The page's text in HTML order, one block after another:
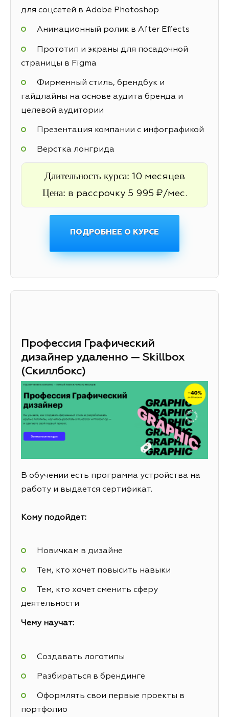
для соцсетей в Adobe Photoshop
Анимационный ролик в After Effects
Прототип и экраны для посадочной
страницы в Figma
Фирменный стиль, брендбук и
гайдлайны на основе аудита бренда и
целевой аудитории
Презентация компании с инфографикой
Верстка лонгрида
Длительность курса: 10 месяцев
Цена: в рассрочку 5 995 ₽/мес.
ПОДРОБНЕЕ О КУРСЕ
Профессия Графический
дизайнер удаленно — Skillbox
(Скиллбокс)
В обучении есть программа устройства на
работу и выдается сертификат.
Кому подойдет:
Новичкам в дизайне
Тем, кто хочет повысить навыки
Тем, кто хочет сменить сферу
деятельности
Чему научат:
Создавать логотипы
Разбираться в брендинге
Оформлять свои первые проекты в
портфолио